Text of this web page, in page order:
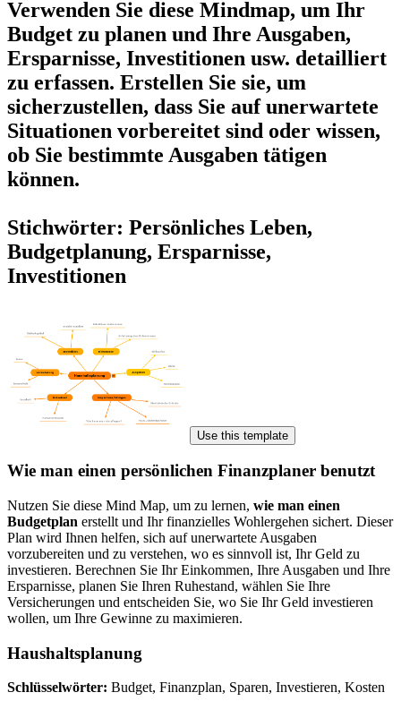
Verwenden Sie diese Mindmap, um Ihr
Budget zu planen und Ihre Ausgaben,
Ersparnisse, Investitionen usw. detailliert
zu erfassen. Erstellen Sie sie, um
sicherzustellen, dass Sie auf unerwartete
Situationen vorbereitet sind oder wissen,
ob Sie bestimmte Ausgaben tätigen
können.
Stichwörter: Persönliches Leben,
Budgetplanung, Ersparnisse,
Investitionen
Use this template
Wie man einen persönlichen Finanzplaner benutzt
Nutzen Sie diese Mind Map, um zu lernen, wie man einen
Budgetplan erstellt und Ihr finanzielles Wohlergehen sichert. Dieser
Plan wird Ihnen helfen, sich auf unerwartete Ausgaben
vorzubereiten und zu verstehen, wo es sinnvoll ist, Ihr Geld zu
investieren. Berechnen Sie Ihr Einkommen, Ihre Ausgaben und Ihre
Ersparnisse, planen Sie Ihren Ruhestand, wählen Sie Ihre
Versicherungen und entscheiden Sie, wo Sie Ihr Geld investieren
wollen, um Ihre Gewinne zu maximieren.
Haushaltsplanung
Schlüsselwörter: Budget, Finanzplan, Sparen, Investieren, Kosten